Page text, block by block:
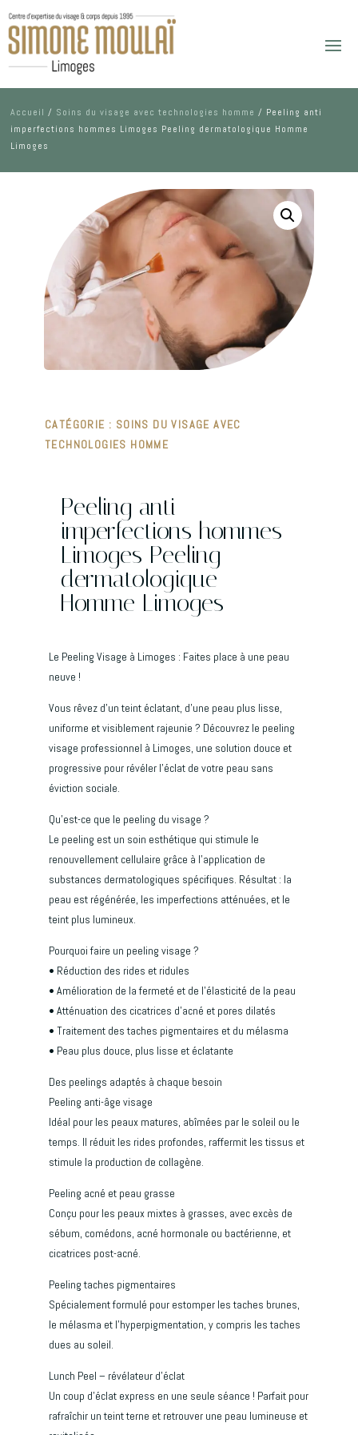
Accueil / Soins du visage avec technologies homme / Peeling anti
imperfections hommes Limoges Peeling dermatologique Homme
Limoges
CATÉGORIE : SOINS DU VISAGE AVEC
TECHNOLOGIES HOMME
Peeling anti
imperfections hommes
Limoges Peeling
dermatologique
Homme Limoges
Le Peeling Visage à Limoges : Faites place à une peau
neuve !
Vous rêvez d’un teint éclatant, d’une peau plus lisse,
uniforme et visiblement rajeunie ? Découvrez le peeling
visage professionnel à Limoges, une solution douce et
progressive pour révéler l’éclat de votre peau sans
éviction sociale.
Qu’est-ce que le peeling du visage ?
Le peeling est un soin esthétique qui stimule le
renouvellement cellulaire grâce à l’application de
substances dermatologiques spécifiques. Résultat : la
peau est régénérée, les imperfections atténuées, et le
teint plus lumineux.
Pourquoi faire un peeling visage ?
• Réduction des rides et ridules
• Amélioration de la fermeté et de l’élasticité de la peau
• Atténuation des cicatrices d’acné et pores dilatés
• Traitement des taches pigmentaires et du mélasma
• Peau plus douce, plus lisse et éclatante
Des peelings adaptés à chaque besoin
Peeling anti-âge visage
Idéal pour les peaux matures, abîmées par le soleil ou le
temps. Il réduit les rides profondes, raffermit les tissus et
stimule la production de collagène.
Peeling acné et peau grasse
Conçu pour les peaux mixtes à grasses, avec excès de
sébum, comédons, acné hormonale ou bactérienne, et
cicatrices post-acné.
Peeling taches pigmentaires
Spécialement formulé pour estomper les taches brunes,
le mélasma et l’hyperpigmentation, y compris les taches
dues au soleil.
Lunch Peel – révélateur d’éclat
Un coup d’éclat express en une seule séance ! Parfait pour
rafraîchir un teint terne et retrouver une peau lumineuse et